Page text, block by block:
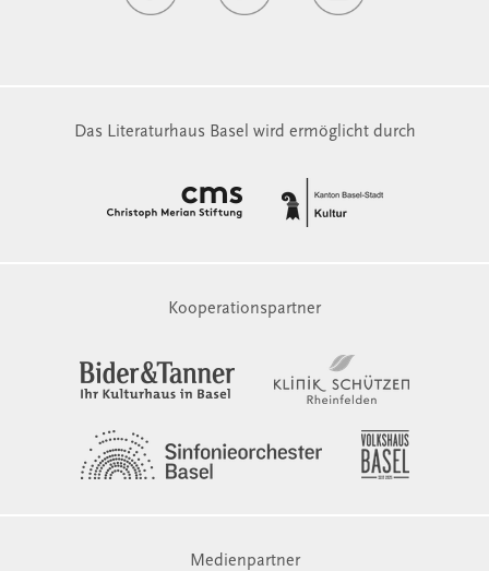
Das Literaturhaus Basel wird ermöglicht durch
Kooperationspartner
Medienpartner